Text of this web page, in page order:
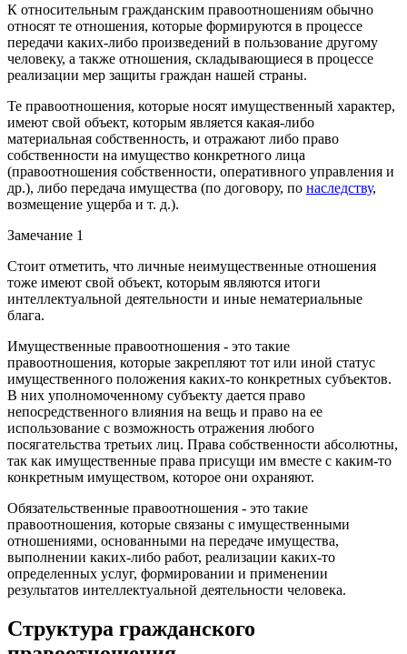
К относительным гражданским правоотношениям обычно
относят те отношения, которые формируются в процессе
передачи каких-либо произведений в пользование другому
человеку, а также отношения, складывающиеся в процессе
реализации мер защиты граждан нашей страны.
Те правоотношения, которые носят имущественный характер,
имеют свой объект, которым является какая-либо
материальная собственность, и отражают либо право
собственности на имущество конкретного лица
(правоотношения собственности, оперативного управления и
др.), либо передача имущества (по договору, по наследству,
возмещение ущерба и т. д.).
Замечание 1
Стоит отметить, что личные неимущественные отношения
тоже имеют свой объект, которым являются итоги
интеллектуальной деятельности и иные нематериальные
блага.
Имущественные правоотношения - это такие
правоотношения, которые закрепляют тот или иной статус
имущественного положения каких-то конкретных субъектов.
В них уполномоченному субъекту дается право
непосредственного влияния на вещь и право на ее
использование с возможность отражения любого
посягательства третьих лиц. Права собственности абсолютны,
так как имущественные права присущи им вместе с каким-то
конкретным имуществом, которое они охраняют.
Обязательственные правоотношения - это такие
правоотношения, которые связаны с имущественными
отношениями, основанными на передаче имущества,
выполнении каких-либо работ, реализации каких-то
определенных услуг, формировании и применении
результатов интеллектуальной деятельности человека.
Структура гражданского